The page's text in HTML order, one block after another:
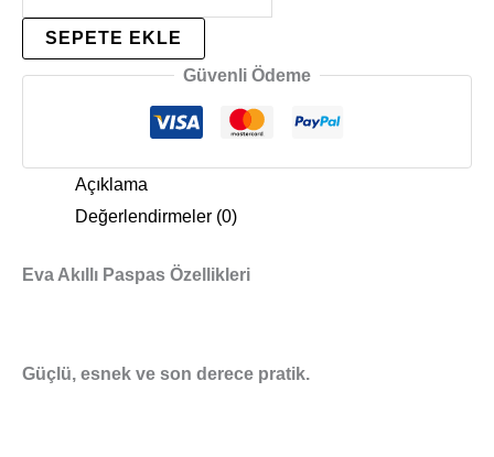
SEPETE EKLE
Güvenli Ödeme
Açıklama
Değerlendirmeler (0)
Eva Akıllı Paspas Özellikleri
Güçlü, esnek ve son derece pratik.